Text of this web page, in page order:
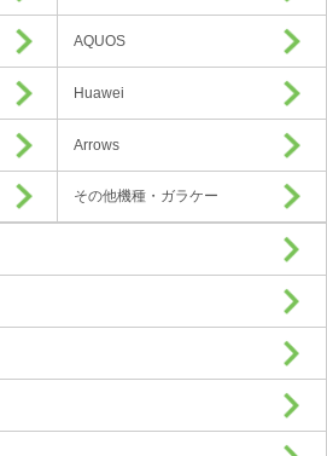
AQUOS
Huawei
Arrows
その他機種・ガラケー